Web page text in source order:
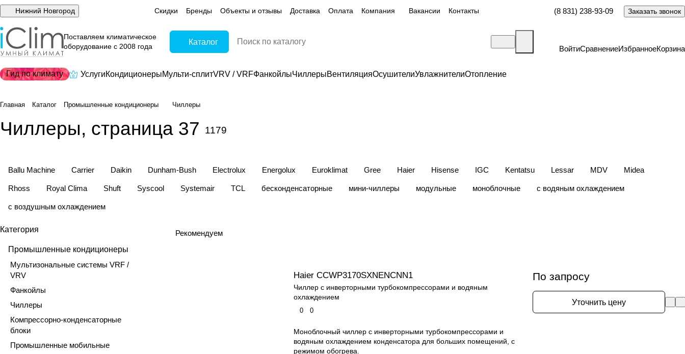
Нижний Новгород Скидки Бренды Объекты и отзывы Доставка Оплата Компания Вакансии Контакты (8 831) 238-93-09 Заказать звонок
Поставляем климатическое
оборудование с 2008 года
Каталог
ВойтиСравнениеИзбранноеКорзина
Гид по климату УслугиКондиционерыМульти-сплитVRV / VRFФанкойлыЧиллерыВентиляцияОсушителиУвлажнителиОтопление
Главная Каталог Промышленные кондиционеры Чиллеры
Чиллеры, страница 37 1179
Ballu Machine Carrier Daikin Dunham-Bush Electrolux Energolux Euroklimat Gree Haier Hisense IGC Kentatsu Lessar MDV Midea
Rhoss Royal Clima Shuft Syscool Systemair TCL бесконденсаторные мини-чиллеры модульные моноблочные с водяным охлаждением
с воздушным охлаждением
Рекомендуем
Haier CCWP3170SXNENCNN1
Чиллер с инверторными турбокомпрессорами и водяным
охлаждением
0 0
Моноблочный чиллер с инверторными турбокомпрессорами и
водяным охлаждением конденсатора для больших помещений, с
режимом обогрева.
По запросу
Уточнить цену
Категория
Промышленные кондиционеры
Мультизональные системы VRF /
VRV
Фанкойлы
Чиллеры
Компрессорно-конденсаторные
блоки
Промышленные мобильные